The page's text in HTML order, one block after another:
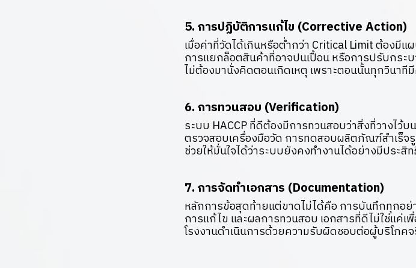
5. การปฏิบัติการแก้ไข (Corrective Action)
เมื่อค่าที่วัดได้เกินหรือต่ำกว่า Critical Limit ต้องมี
การแยกล็อตสินค้าที่อาจปนเปื้อน หรือการปรับกระ
ไม่ต้องมานั่งคิดตอนเกิดเหตุ เพราะตอนนั้นทุกวินาที
6. การทวนสอบ (Verification)
ระบบ HACCP ที่ดีต้องมีการทวนสอบว่าสิ่งที่วางไว้
ตรวจสอบเครื่องมือวัด การทดสอบผลิตภัณฑ์สำเร็
ช่วยให้มั่นใจได้ว่าระบบยังคงทำงานได้อย่างมีประสิ
7. การจัดทำเอกสาร (Documentation)
หลักการข้อสุดท้ายแต่ขาดไม่ได้คือ การบันทึกทุกอ
การแก้ไข และผลการทวนสอบ เอกสารที่ดีไม่ใช่แค่
โรงงานดำเนินการด้วยความรับผิดชอบต่อผู้บริโภค